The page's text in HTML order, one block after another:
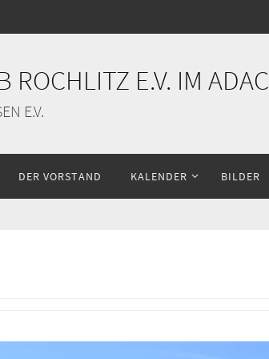
ROCHLITZ E.V. IM ADAC
E.V.
DER VORSTAND KALENDER BILDER